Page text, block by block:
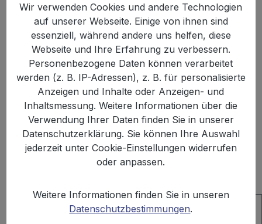
Bildergalerie überspringen
Wir verwenden Cookies und andere Technologien
auf unserer Webseite. Einige von ihnen sind
essenziell, während andere uns helfen, diese
Webseite und Ihre Erfahrung zu verbessern.
Personenbezogene Daten können verarbeitet
werden (z. B. IP-Adressen), z. B. für personalisierte
Anzeigen und Inhalte oder Anzeigen- und
Inhaltsmessung. Weitere Informationen über die
Verwendung Ihrer Daten finden Sie in unserer
Datenschutzerklärung. Sie können Ihre Auswahl
jederzeit unter Cookie-Einstellungen widerrufen
oder anpassen.
Weitere Informationen finden Sie in unseren
Datenschutzbestimmungen.